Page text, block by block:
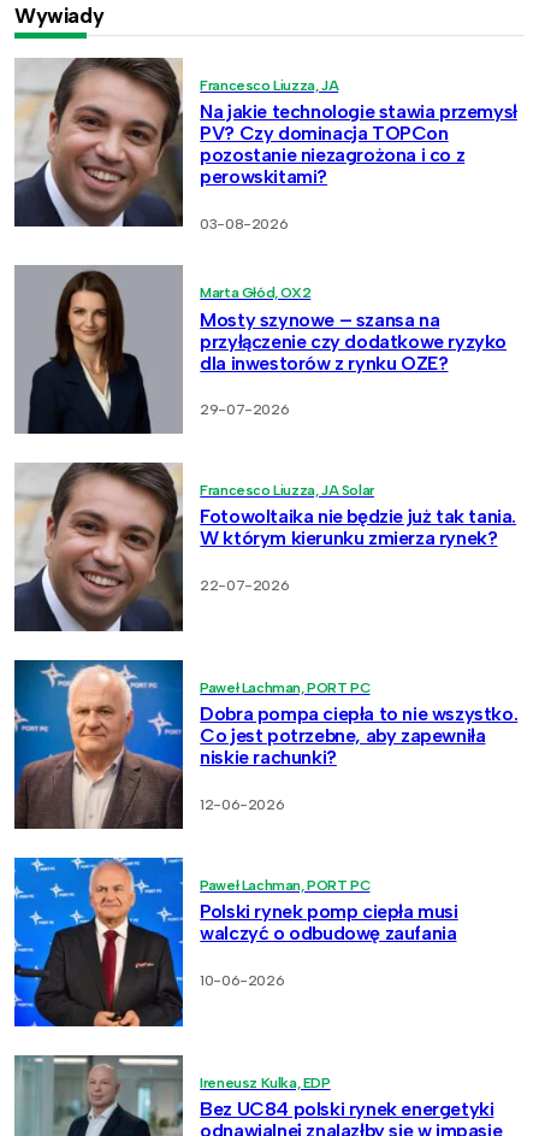
Wywiady
Francesco Liuzza, JA
Na jakie technologie stawia przemysł
PV? Czy dominacja TOPCon
pozostanie niezagrożona i co z
perowskitami?
03-08-2026
Marta Głód, OX2
Mosty szynowe – szansa na
przyłączenie czy dodatkowe ryzyko
dla inwestorów z rynku OZE?
29-07-2026
Francesco Liuzza, JA Solar
Fotowoltaika nie będzie już tak tania.
W którym kierunku zmierza rynek?
22-07-2026
Paweł Lachman, PORT PC
Dobra pompa ciepła to nie wszystko.
Co jest potrzebne, aby zapewniła
niskie rachunki?
12-06-2026
Paweł Lachman, PORT PC
Polski rynek pomp ciepła musi
walczyć o odbudowę zaufania
10-06-2026
Ireneusz Kulka, EDP
Bez UC84 polski rynek energetyki
odnawialnej znalazłby się w impasie